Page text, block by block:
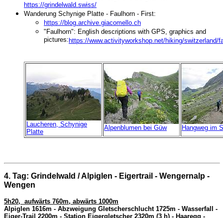
https://grindelwald.swiss/
Wanderung Schynige Platte - Faulhorn - First:
https://blog.archive.giacomello.ch
"Faulhorn": English descriptions with GPS, graphics and
pictures: https://www.activityworkshop.net/hiking/switzerland/
Laucheren, Schynige
Platte
Alpenblumen bei Güw Hangweg im
4. Tag: Grindelwald / Alpiglen - Eigertrail - Wengernalp -
Wengen
5h20, aufwärts 760m, abwärts 1000m
Alpiglen 1616m - Abzweigung Gletscherschlucht 1725m - Wasserfall -
Eiger-Trail 2200m - Station Eigergletscher 2320m (3 h) - Haaregg -